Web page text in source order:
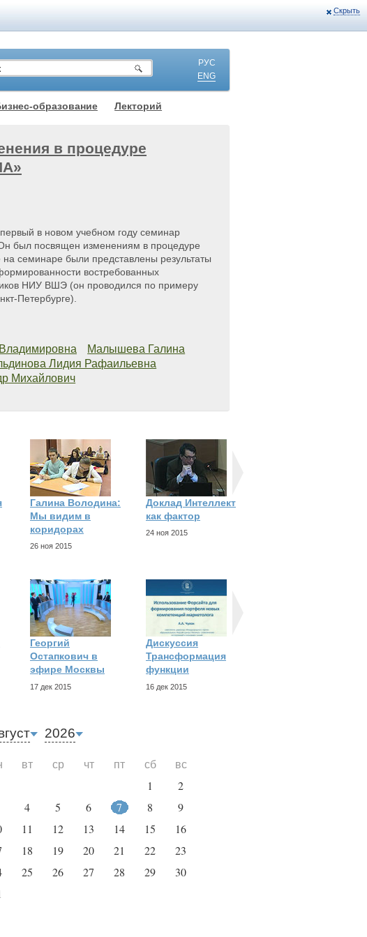
Скрыть
РУС
ENG
образование Лекторий
в процедуре
в новом учебном году семинар
был посвящен изменениям в процедуре
семинаре были представлены результаты
востребованных
НИУ ВШЭ (он проводился по примеру
Петербурге).
Малышева Галина
Лидия Рафаильевна
Михайлович
Галина Володина:
Мы видим в
коридорах
26 ноя 2015
Доклад Интеллект
как фактор
24 ноя 2015
Георгий
Остапкович в
эфире Москвы
17 дек 2015
Дискуссия
Трансформация
функции
16 дек 2015
2026
вт ср чт пт сб
вс
1
2
4 5 6 7 8
9
11 12 13 14 15
16
18 19 20 21 22
23
25 26 27 28 29
30